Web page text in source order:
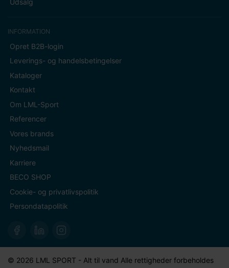
Udsalg
INFORMATION
Opret B2B-login
Leverings- og handelsbetingelser
Kataloger
Kontakt
Om LML-Sport
Referencer
Vores brands
Nyhedsmail
Karriere
BECO SHOP
Cookie- og privatlivspolitik
Persondatapolitik
© 2026 LML SPORT - Alt til vand Alle rettigheder forbeholdes